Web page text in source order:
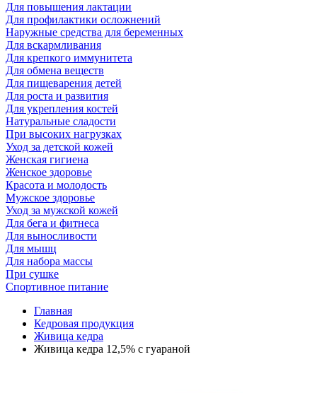
Для повышения лактации
Для профилактики осложнений
Наружные средства для беременных
Для вскармливания
Для крепкого иммунитета
Для обмена веществ
Для пищеварения детей
Для роста и развития
Для укрепления костей
Натуральные сладости
При высоких нагрузках
Уход за детской кожей
Женская гигиена
Женское здоровье
Красота и молодость
Мужское здоровье
Уход за мужской кожей
Для бега и фитнеса
Для выносливости
Для мышц
Для набора массы
При сушке
Спортивное питание
Главная
Кедровая продукция
Живица кедра
Живица кедра 12,5% с гуараной